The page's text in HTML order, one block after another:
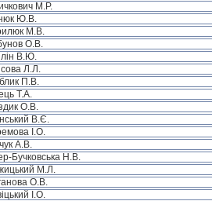
М.Р.
Ю.В.
М.В.
О.В.
В.Ю.
Л.Л.
П.В.
Т.А.
О.В.
В.Є.
І.О.
А.В.
Бучковська Н.В.
М.Л.
О.В.
І.О.